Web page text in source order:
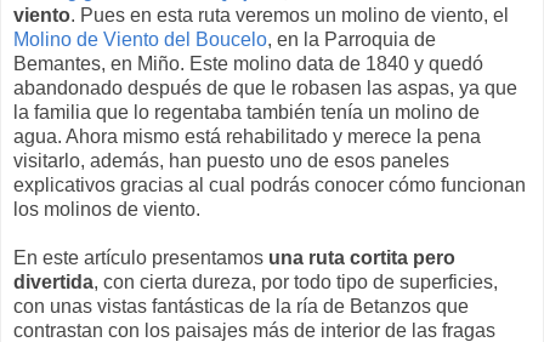
viento. Pues en esta ruta veremos un molino de viento, el
Molino de Viento del Boucelo, en la Parroquia de
Bemantes, en Miño. Este molino data de 1840 y quedó
abandonado después de que le robasen las aspas, ya que
la familia que lo regentaba también tenía un molino de
agua. Ahora mismo está rehabilitado y merece la pena
visitarlo, además, han puesto uno de esos paneles
explicativos gracias al cual podrás conocer cómo funcionan
los molinos de viento.
En este artículo presentamos una ruta cortita pero
divertida, con cierta dureza, por todo tipo de superficies,
con unas vistas fantásticas de la ría de Betanzos que
contrastan con los paisajes más de interior de las fragas